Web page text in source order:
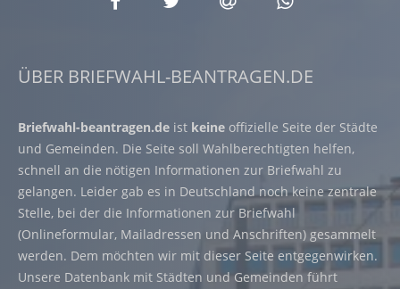
ÜBER BRIEFWAHL-BEANTRAGEN.DE
Briefwahl-beantragen.de ist keine offizielle Seite der Städte
und Gemeinden. Die Seite soll Wahlberechtigten helfen,
schnell an die nötigen Informationen zur Briefwahl zu
gelangen. Leider gab es in Deutschland noch keine zentrale
Stelle, bei der die Informationen zur Briefwahl
(Onlineformular, Mailadressen und Anschriften) gesammelt
werden. Dem möchten wir mit dieser Seite entgegenwirken.
Unsere Datenbank mit Städten und Gemeinden führt